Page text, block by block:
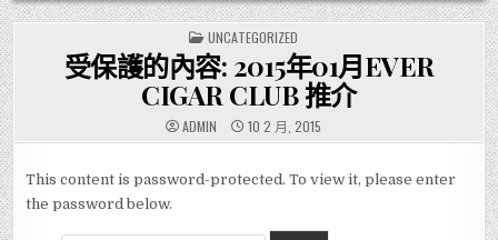
POSTED
IN
UNCATEGORIZED
受保護的內容: 2015年01月EVER
CIGAR CLUB 推介
ADMIN 10 2 月, 2015
This content is password-protected. To view it, please enter
the password below.